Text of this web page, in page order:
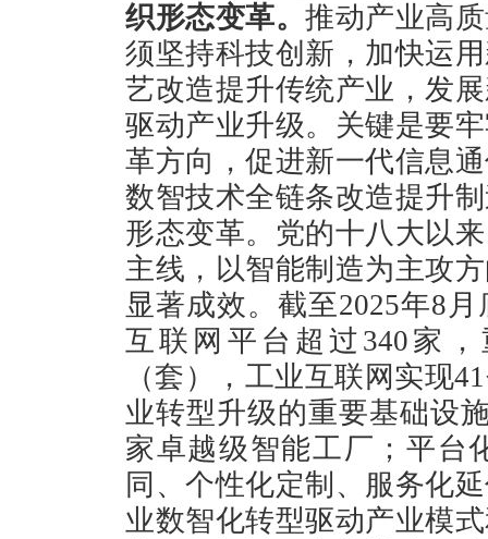
织形态变革。推动产业高
须坚持科技创新，加快运
艺改造提升传统产业，发
驱动产业升级。关键是要
革方向，促进新一代信息
数智技术全链条改造提升
形态变革。党的十八大以
主线，以智能制造为主攻
显著成效。截至2025年8
互联网平台超过340家
（套），工业互联网实现
业转型升级的重要基础设
家卓越级智能工厂；平台
同、个性化定制、服务化
业数智化转型驱动产业模